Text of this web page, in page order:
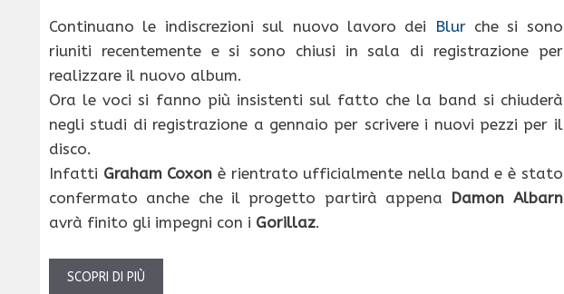
Continuano le indiscrezioni sul nuovo lavoro dei Blurche si sono
riuniti recentemente e si sono chiusi in sala di registrazione per
realizzare il nuovo album.
Ora le voci si fanno più insistenti sul fatto che la band si chiuderà
negli studi di registrazione a gennaio per scrivere i nuovi pezzi per il
disco.
Infatti Graham Coxon è rientrato ufficialmente nella band e è stato
confermato anche che il progetto partirà appena Damon Albarn
avrà finito gli impegni con i Gorillaz.
SCOPRI DI PIÙ